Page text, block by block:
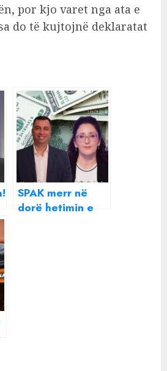
por kjo varet nga ata e
do të kujtojnë deklaratat
SPAK merr në
dorë hetimin e